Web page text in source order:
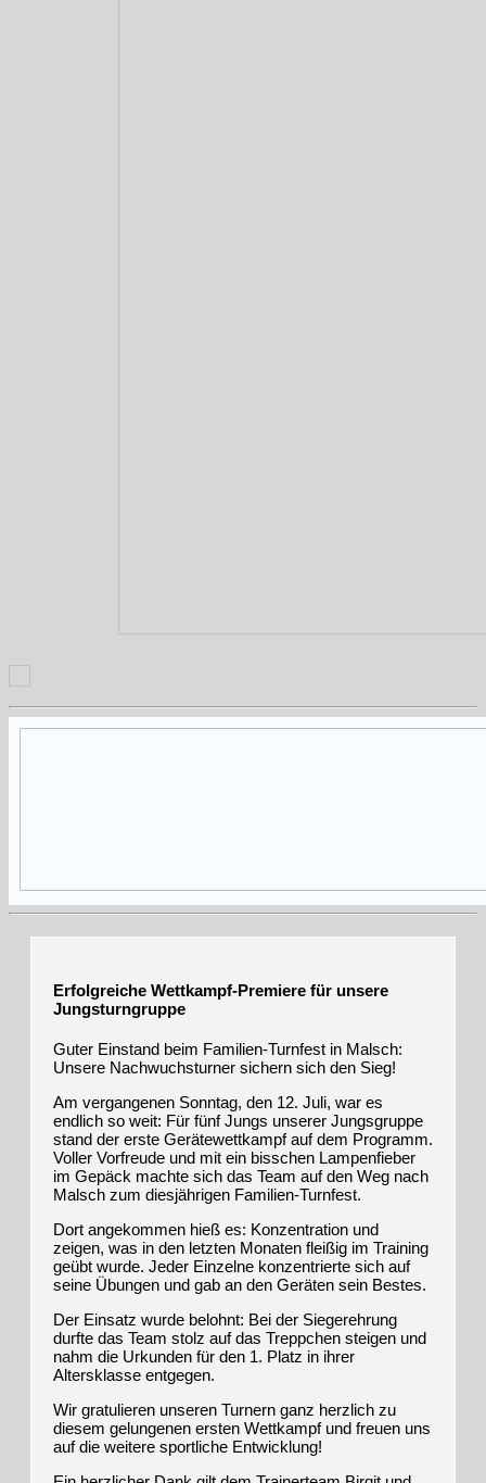
Erfolgreiche Wettkampf-Premiere für unsere
Jungsturngruppe
Guter Einstand beim Familien-Turnfest in Malsch:
Unsere Nachwuchsturner sichern sich den Sieg!
Am vergangenen Sonntag, den 12. Juli, war es
endlich so weit: Für fünf Jungs unserer Jungsgruppe
stand der erste Gerätewettkampf auf dem Programm.
Voller Vorfreude und mit ein bisschen Lampenfieber
im Gepäck machte sich das Team auf den Weg nach
Malsch zum diesjährigen Familien-Turnfest.
Dort angekommen hieß es: Konzentration und
zeigen, was in den letzten Monaten fleißig im Training
geübt wurde. Jeder Einzelne konzentrierte sich auf
seine Übungen und gab an den Geräten sein Bestes.
Der Einsatz wurde belohnt: Bei der Siegerehrung
durfte das Team stolz auf das Treppchen steigen und
nahm die Urkunden für den 1. Platz in ihrer
Altersklasse entgegen.
Wir gratulieren unseren Turnern ganz herzlich zu
diesem gelungenen ersten Wettkampf und freuen uns
auf die weitere sportliche Entwicklung!